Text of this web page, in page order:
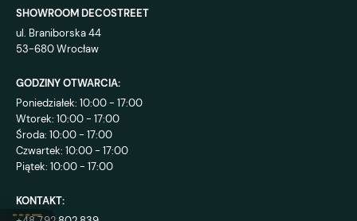
SHOWROOM DECOSTREET
ul. Braniborska 44
53-680 Wrocław
GODZINY OTWARCIA:
Poniedziałek: 10:00 - 17:00
Wtorek: 10:00 - 17:00
Środa: 10:00 - 17:00
Czwartek: 10:00 - 17:00
Piątek: 10:00 - 17:00
KONTAKT: